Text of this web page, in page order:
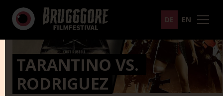
DE EN
TARANTINO VS.
RODRIGUEZ